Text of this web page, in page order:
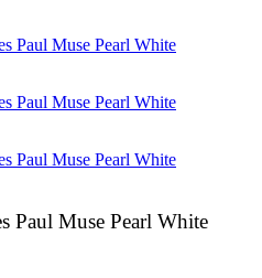
Paul Muse Pearl White